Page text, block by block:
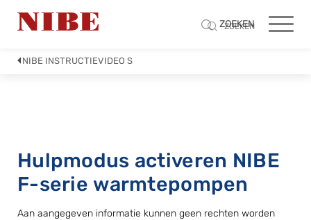
ZOEKEN
ZOEKEN
NIBE INSTRUCTIEVIDEO S
Hulpmodus activeren NIBE
F-serie warmtepompen
Aan aangegeven informatie kunnen geen rechten worden